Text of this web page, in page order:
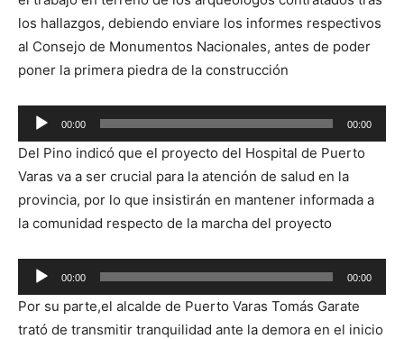
los hallazgos, debiendo enviare los informes respectivos
al Consejo de Monumentos Nacionales, antes de poder
poner la primera piedra de la construcción
Reproductor
de
audio
00:00 00:00
Del Pino indicó que el proyecto del Hospital de Puerto
Varas va a ser crucial para la atención de salud en la
provincia, por lo que insistirán en mantener informada a
la comunidad respecto de la marcha del proyecto
Reproductor
de
audio
00:00 00:00
Por su parte,el alcalde de Puerto Varas Tomás Garate
trató de transmitir tranquilidad ante la demora en el inicio